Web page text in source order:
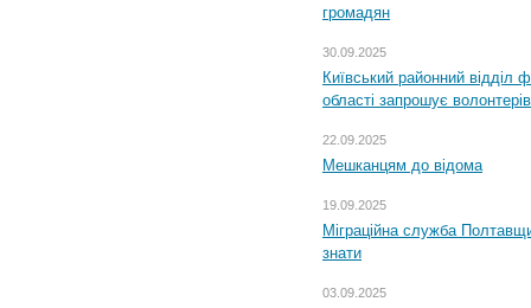
громадян
30.09.2025
Київський районний відділ
області запрошує
22.09.2025
Мешканцям до відома
19.09.2025
Міграційна служба
знати
03.09.2025